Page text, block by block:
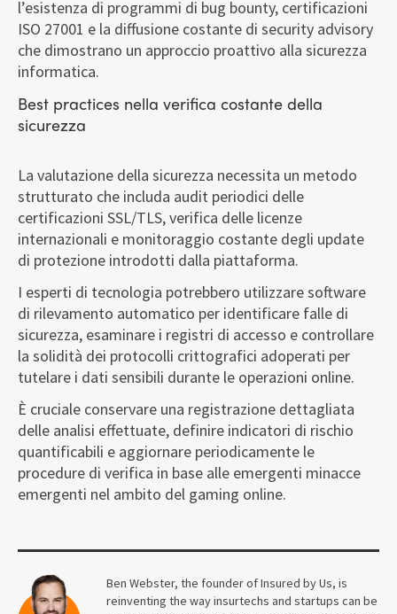
l’esistenza di programmi di bug bounty, certificazioni
ISO 27001 e la diffusione costante di security advisory
che dimostrano un approccio proattivo alla sicurezza
informatica.
Best practices nella verifica costante della
sicurezza
La valutazione della sicurezza necessita un metodo
strutturato che includa audit periodici delle
certificazioni SSL/TLS, verifica delle licenze
internazionali e monitoraggio costante degli update
di protezione introdotti dalla piattaforma.
I esperti di tecnologia potrebbero utilizzare software
di rilevamento automatico per identificare falle di
sicurezza, esaminare i registri di accesso e controllare
la solidità dei protocolli crittografici adoperati per
tutelare i dati sensibili durante le operazioni online.
È cruciale conservare una registrazione dettagliata
delle analisi effettuate, definire indicatori di rischio
quantificabili e aggiornare periodicamente le
procedure di verifica in base alle emergenti minacce
emergenti nel ambito del gaming online.
Ben Webster, the founder of Insured by Us, is
reinventing the way insurtechs and startups can be